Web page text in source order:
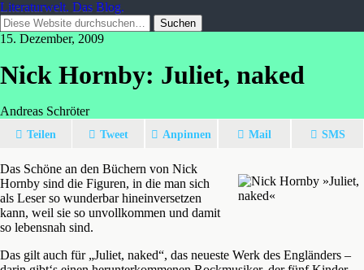
Literaturwelt. Das Blog.
15. Dezember, 2009
Nick Hornby: Juliet, naked
Andreas Schröter
Teilen Tweet Anpinnen Mail SMS
Das Schöne an den Büchern von Nick
Hornby sind die Figuren, in die man sich
als Leser so wunderbar hineinversetzen
kann, weil sie so unvollkommen und damit
so lebensnah sind.
Das gilt auch für „Juliet, naked“, das neueste Werk des Engländers –